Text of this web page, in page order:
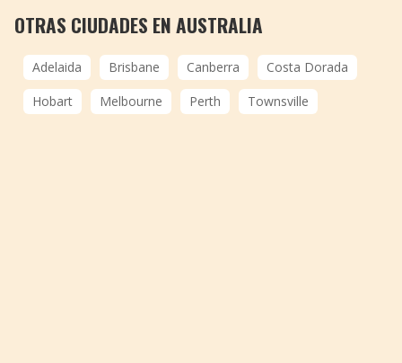
OTRAS CIUDADES EN AUSTRALIA
Adelaida Brisbane Canberra
Costa Dorada
Hobart
Melbourne Perth Townsville